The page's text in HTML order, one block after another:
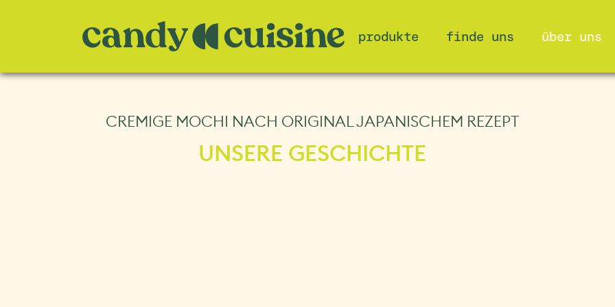
produkte finde uns über uns
CREMIGE MOCHI NACH ORIGINAL JAPANISCHEM REZEPT
UNSERE GESCHICHTE